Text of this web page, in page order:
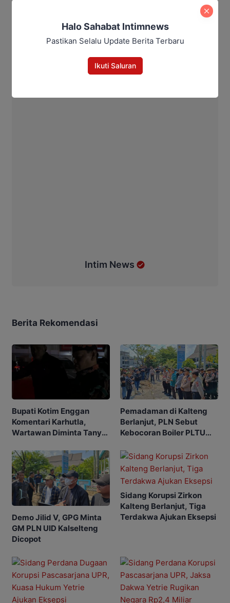
Intim News
Berita Rekomendasi
Bupati Kotim Enggan
Komentari Karhutla,
Wartawan Diminta Tanya
Pemadaman di Kalteng
Berlanjut, PLN Sebut
Kebocoran Boiler PLTU
Demo Jilid V, GPG Minta
GM PLN UID Kalselteng
Dicopot
Sidang Korupsi Zirkon
Kalteng Berlanjut, Tiga
Terdakwa Ajukan Eksepsi
Halo Sahabat Intimnews
Pastikan Selalu Update Berita Terbaru
Ikuti Saluran